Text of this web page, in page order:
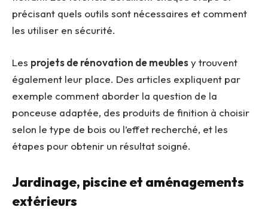
précisant quels outils sont nécessaires et comment
les utiliser en sécurité.
Les projets de rénovation de meublesy trouvent
également leur place. Des articles expliquent par
exemple comment aborder la question de la
ponceuse adaptée, des produits de finition à choisir
selon le type de bois ou l’effet recherché, et les
étapes pour obtenir un résultat soigné.
Jardinage, piscine et aménagements
extérieurs